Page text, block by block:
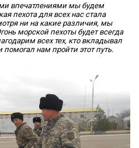
впечатлениями мы будем
пехота для всех нас стала
ни на какие различия, мы
морской пехоты будет всегда
всех тех, кто вкладывал
нам пройти этот путь.